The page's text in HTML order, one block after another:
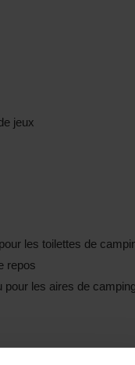
jeux
les toilettes de
repos
pour les aires de